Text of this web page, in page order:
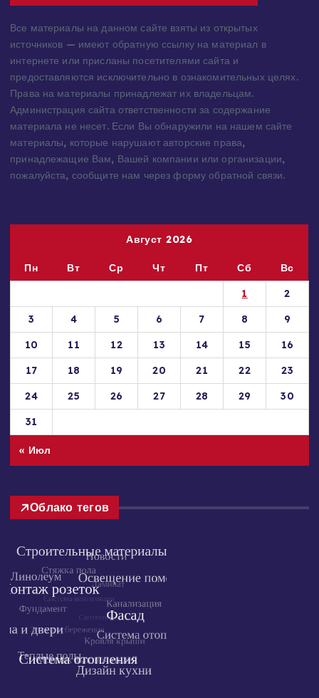
Информация для правообладателей
Все материалы на данном сайте взяты из открытых
источников — имеют обратную ссылку на материал в
интернете или присланы посетителями сайта и
предоставляются исключительно в ознакомительных целях.
Права на материалы принадлежат их владельцам.
Администрация сайта ответственности за содержание
материала не несет. Если Вы обнаружили на нашем сайте
материалы, которые нарушают авторские права,
Август 2026
Сб
Вс
1
2
3
4 5 6 7 8
9
10
11 12 13 14 15
16
17
18 19 20 21 22
23
24
31